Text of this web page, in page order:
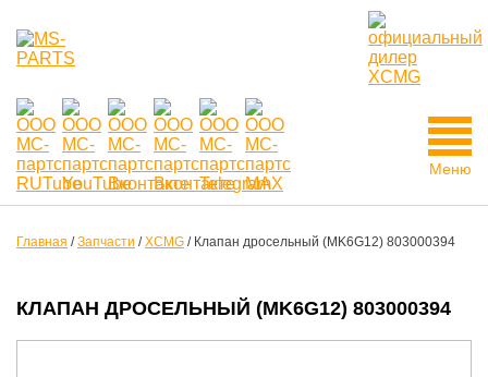
Меню
Главная /Запчасти /XCMG / Клапан дросельный (MK6G12) 803000394
КЛАПАН ДРОСЕЛЬНЫЙ (MK6G12) 803000394